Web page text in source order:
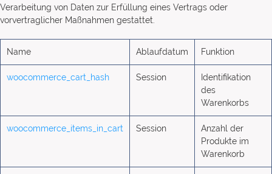
Verarbeitung von Daten zur Erfüllung eines Vertrags oder
vorvertraglicher Maßnahmen gestattet.
Name Ablaufdatum Funktion
woocommerce_cart_hash Session
Identifikation
des
Warenkorbs
woocommerce_items_in_cart Session
Anzahl der
Produkte im
Warenkorb